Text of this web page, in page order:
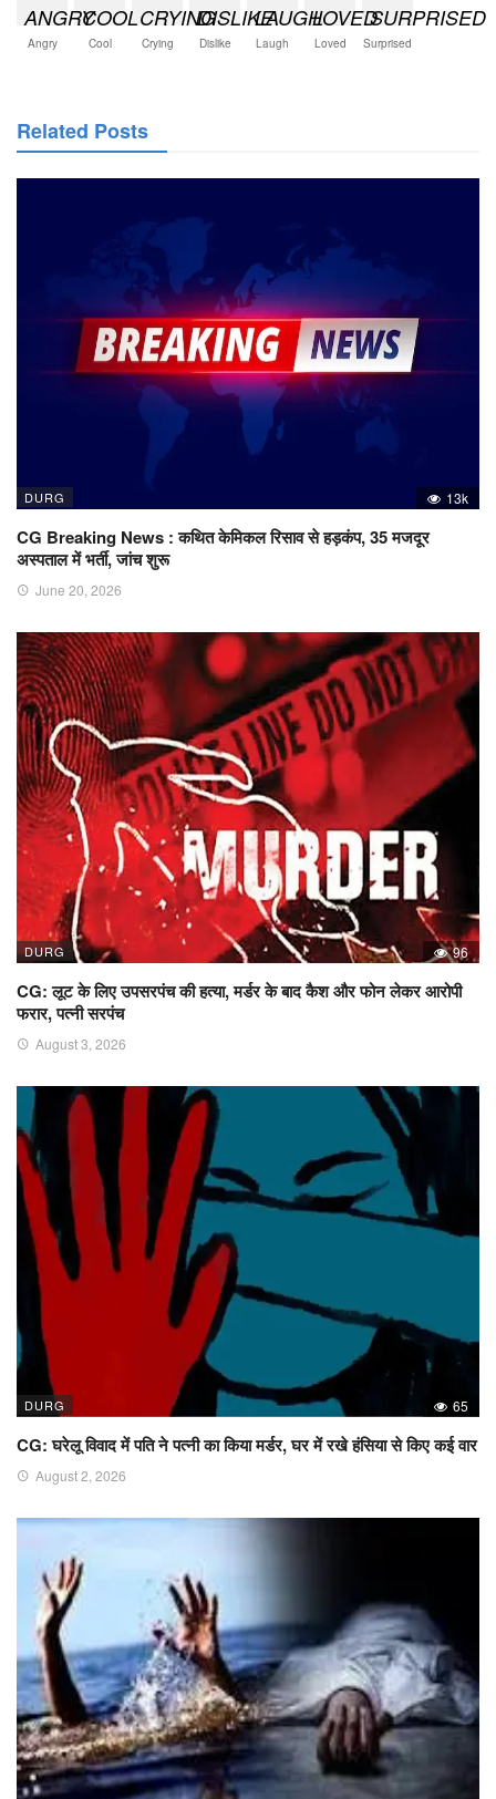
Angry Cool Crying Dislike Laugh Loved Surprised
Related Posts
DURG 13k
CG Breaking News : कथित केमिकल रिसाव से हड़कंप, 35 मजदूर
अस्पताल में भर्ती, जांच शुरू
June 20, 2026
DURG 96
CG: लूट के लिए उपसरपंच की हत्या, मर्डर के बाद कैश और फोन लेकर आरोपी
फरार, पत्नी सरपंच
August 3, 2026
DURG 65
CG: घरेलू विवाद में पति ने पत्नी का किया मर्डर, घर में रखे हंसिया से किए कई वार
August 2, 2026